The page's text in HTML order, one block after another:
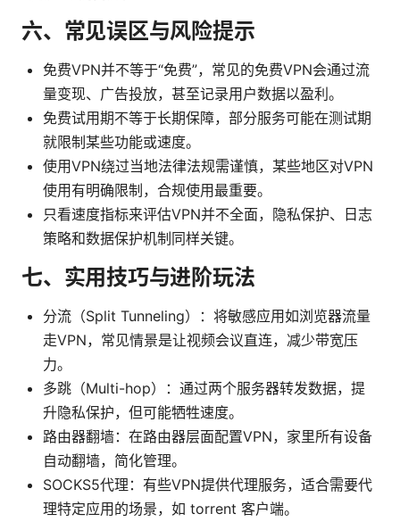
六、常见误区与风险提示
免费VPN并不等于“免费”，常见的免费VPN会通过流
量变现、广告投放，甚至记录用户数据以盈利。
免费试用期不等于长期保障，部分服务可能在测试期
就限制某些功能或速度。
使用VPN绕过当地法律法规需谨慎，某些地区对VPN
使用有明确限制，合规使用最重要。
只看速度指标来评估VPN并不全面，隐私保护、日志
策略和数据保护机制同样关键。
七、实用技巧与进阶玩法
分流（Split Tunneling）：将敏感应用如浏览器流量
走VPN，常见情景是让视频会议直连，减少带宽压
力。
多跳（Multi-hop）：通过两个服务器转发数据，提
升隐私保护，但可能牺牲速度。
路由器翻墙：在路由器层面配置VPN，家里所有设备
自动翻墙，简化管理。
SOCKS5代理：有些VPN提供代理服务，适合需要代
理特定应用的场景，如 torrent 客户端。